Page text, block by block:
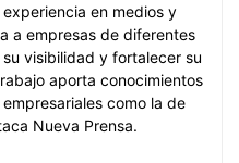
en medios y
a empresas de diferentes
visibilidad y fortalecer su
aporta conocimientos
como la de
Nueva Prensa.